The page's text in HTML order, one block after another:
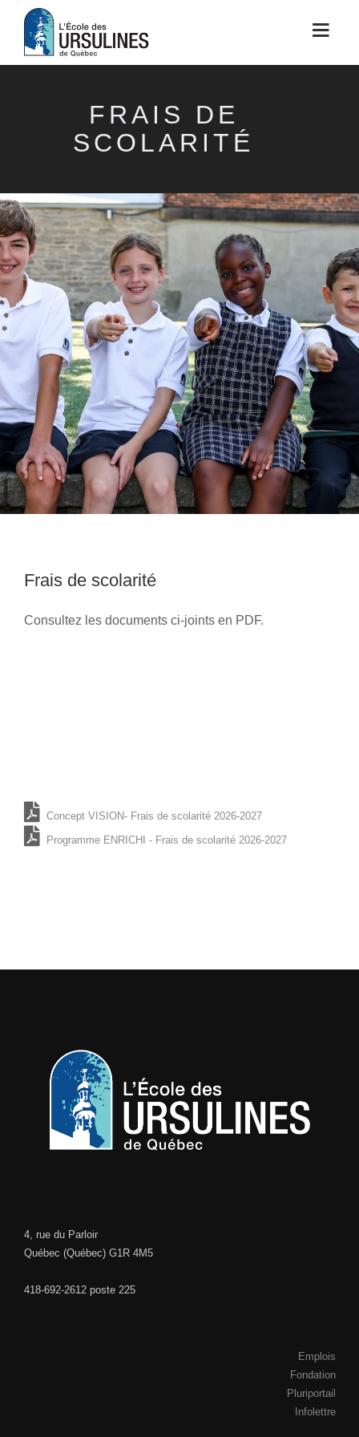
FRAIS DE
SCOLARITÉ
Frais de scolarité
Consultez les documents ci-joints en PDF.
Concept VISION- Frais de scolarité 2026-2027
Programme ENRICHI - Frais de scolarité 2026-2027
4, rue du Parloir
Québec (Québec) G1R 4M5
418-692-2612 poste 225
Emplois
Fondation
Pluriportail
Infolettre